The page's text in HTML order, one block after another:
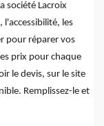
société Lacroix
les
pour réparer vos
prix pour chaque
le devis, sur le site
Remplissez-le et